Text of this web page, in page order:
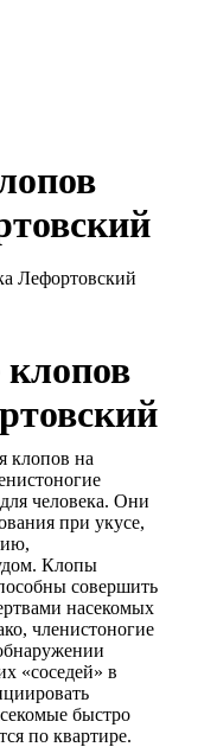
Лефортовский
клопов на
человека. Они
при укусе,
Клопы
совершить
насекомых
членистоногие
«соседей» в
быстро
по квартире.